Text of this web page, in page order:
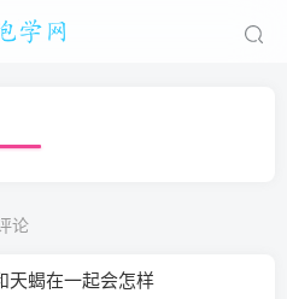
论
天蝎在一起会怎样